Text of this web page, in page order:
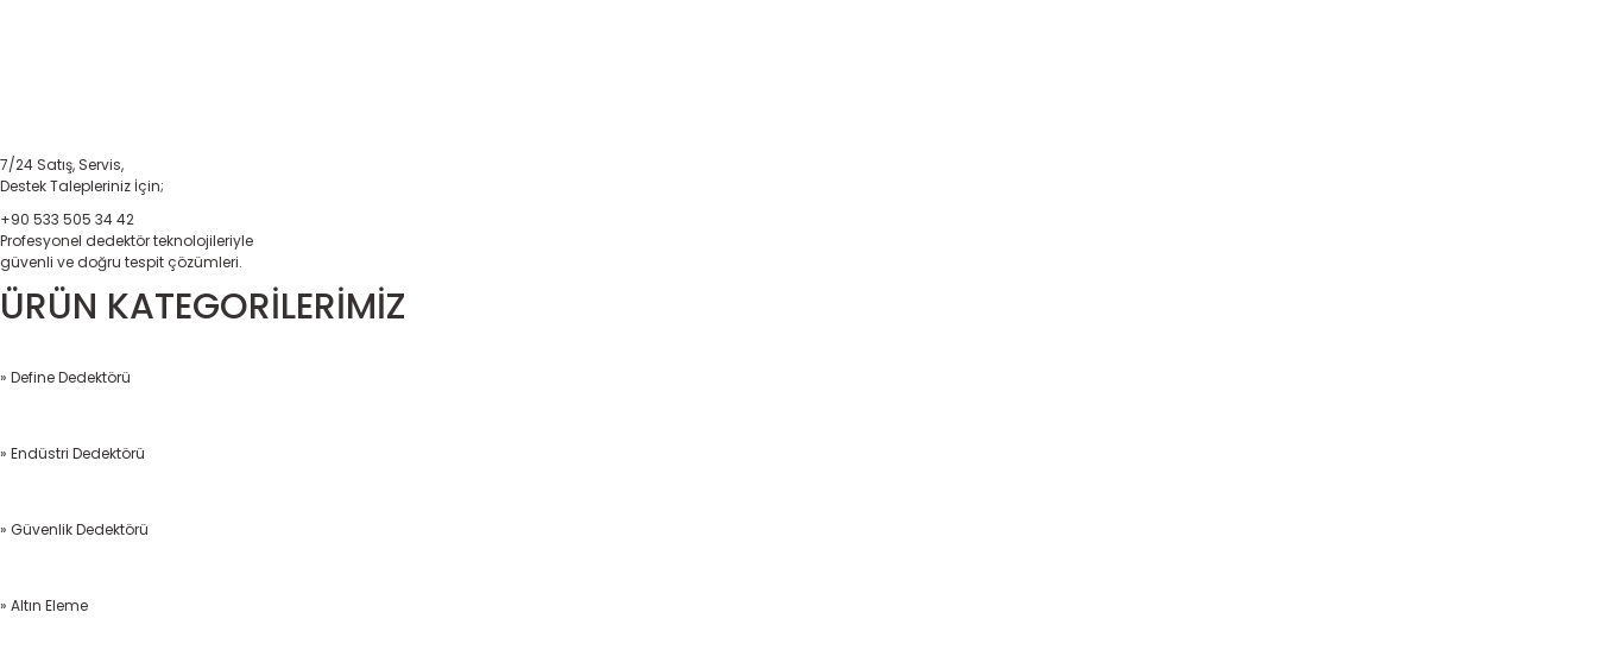
7/24 Satış, Servis,
Destek Talepleriniz İçin;
+90 533 505 34 42
Profesyonel dedektör teknolojileriyle
güvenli ve doğru tespit çözümleri.
ÜRÜN KATEGORİLERİMİZ
» Define Dedektörü
» Endüstri Dedektörü
» Güvenlik Dedektörü
» Altın Eleme